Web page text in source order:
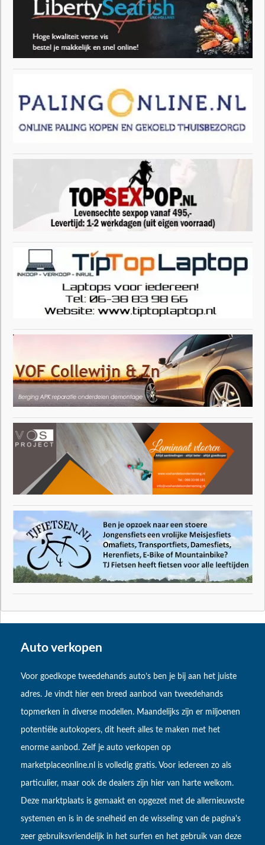
Auto verkopen
Voor goedkope tweedehands auto’s ben je bij aan het juiste
adres. Je vindt hier een breed aanbod van tweedehands
topmerken in diverse modellen. Maandelijks zijn er miljoenen
potentiële autokopers, dit heeft alles te maken met het
enorme aanbod. Zelf je auto verkopen op
marketplaceonline.nl is volledig gratis. Voor iedereen zo als
particulier, maar ook de dealers zijn hier van harte welkom.
Deze marktplaats is gemaakt en opgezet met de allernieuwste
systemen en is in de snelheid en de wisseling van de pagina's
zeer gebruiksvriendelijk in het surfen en het gebruik van deze